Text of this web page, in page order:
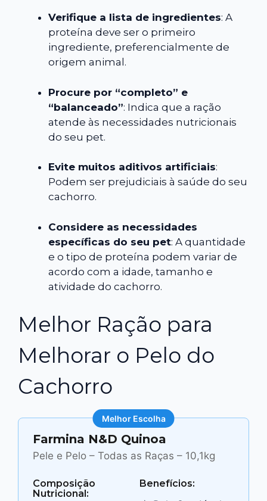
Verifique a lista de ingredientes: A
proteína deve ser o primeiro
ingrediente, preferencialmente de
origem animal.
Procure por “completo” e
“balanceado”: Indica que a ração
atende às necessidades nutricionais
do seu pet.
Evite muitos aditivos artificiais:
Podem ser prejudiciais à saúde do seu
cachorro.
Considere as necessidades
específicas do seu pet: A quantidade
e o tipo de proteína podem variar de
acordo com a idade, tamanho e
atividade do cachorro.
Melhor Ração para
Melhorar o Pelo do
Cachorro
Melhor Escolha
Farmina N&D Quinoa
Pele e Pelo – Todas as Raças – 10,1kg
Composição
Nutricional:
Benefícios: